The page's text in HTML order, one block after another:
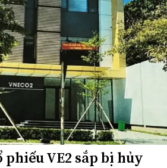
VE2 sắp bị hủy